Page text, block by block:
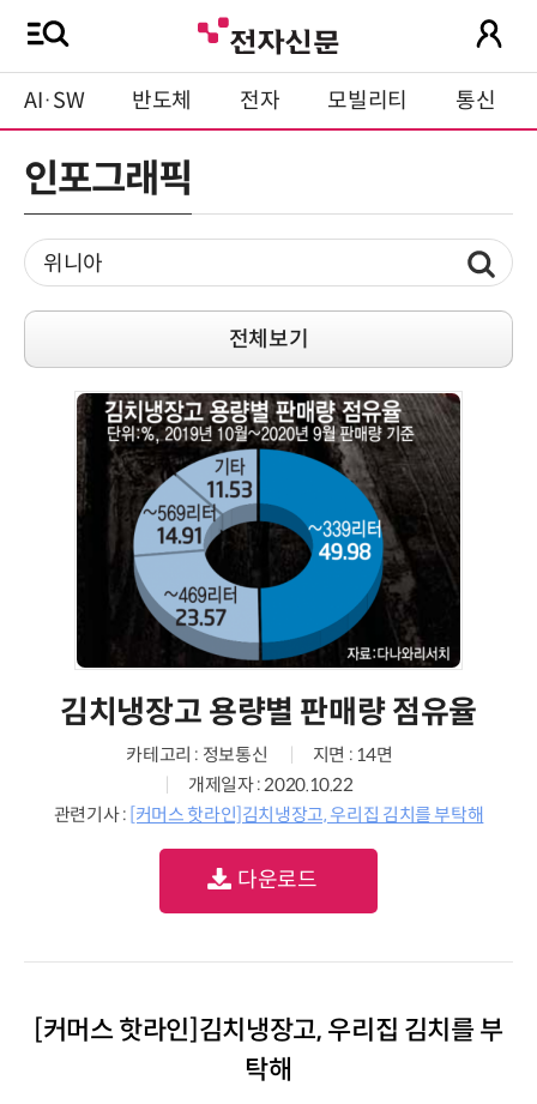
AI·SW 반도체 전자 모빌리티 통신
인포그래픽
전체보기
김치냉장고 용량별 판매량 점유율
카테고리 : 정보통신
지면 : 14면
개제일자 : 2020.10.22
관련기사 : [커머스 핫라인]김치냉장고, 우리집 김치를 부탁해
다운로드
[커머스 핫라인]김치냉장고, 우리집 김치를 부
탁해